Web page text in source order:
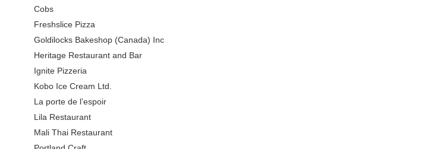
Cobs
Freshslice Pizza
Goldilocks Bakeshop (Canada) Inc
Heritage Restaurant and Bar
Ignite Pizzeria
Kobo Ice Cream Ltd.
La porte de l’espoir
Lila Restaurant
Mali Thai Restaurant